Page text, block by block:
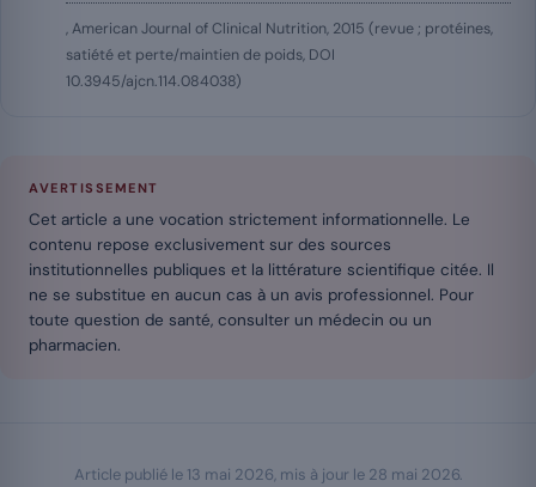
, American Journal of Clinical Nutrition, 2015 (revue ; protéines,
satiété et perte/maintien de poids, DOI
10.3945/ajcn.114.084038)
AVERTISSEMENT
Cet article a une vocation strictement informationnelle. Le
contenu repose exclusivement sur des sources
institutionnelles publiques et la littérature scientifique citée. Il
ne se substitue en aucun cas à un avis professionnel. Pour
toute question de santé, consulter un médecin ou un
pharmacien.
Article publié le 13 mai 2026, mis à jour le 28 mai 2026.